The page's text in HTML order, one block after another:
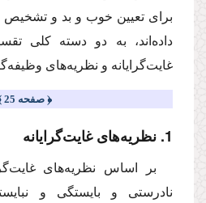
برای تعیین خوب و بد و تشخیص
داده‌اند، به دو دسته كلی
غایت‌گرایانه و نظریه‌های
﴿ صفحه 25 ﴾
1. نظریه‌های غایت‌گرایانه
‌بر اساس نظریه‌های
نادرستی و بایستگی و